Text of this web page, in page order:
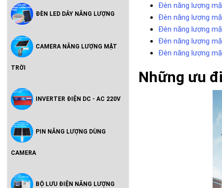
Vườn Cao Cấp Chính Hãng
ĐÈN LED DÂY NĂNG LƯỢNG
CAMERA NĂNG LƯỢNG MẶT
TRỜI
INVERTER ĐIỆN DC - AC 220V
PIN NĂNG LƯỢNG DÙNG
CAMERA
BỘ LƯU ĐIỆN NĂNG LƯỢNG
Đèn năng lượng
Đèn năng lượng
Đèn năng lượng
Đèn năng lượng
Đèn năng lượng
Những ưu